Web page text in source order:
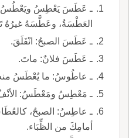
ـ عَطَسَ يَعْطِسُ ويَعْطُسُ
العَطْسَةُ، وعَطَّسَهُ غيرُهُ
ـ عَطَسَ الصبحُ: انْفَلَقَ.
ـ عَطَسَ فلانٌ: ماتَ.
ـ عاطُوسُ: ما يُعْطَسُ منه،
ـ مَعْطِسُ ومَعْطَسُ:
ـ عاطِسُ: الصبحُ،
أمامِكَ من الظِّبَاء.